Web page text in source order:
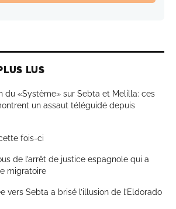
LUS
du «Système» sur Sebta et Melilla: ces
un assaut téléguidé depuis
fois-ci
de l’arrêt de justice espagnole qui a
migratoire
vers Sebta a brisé l’illusion de l’Eldorado